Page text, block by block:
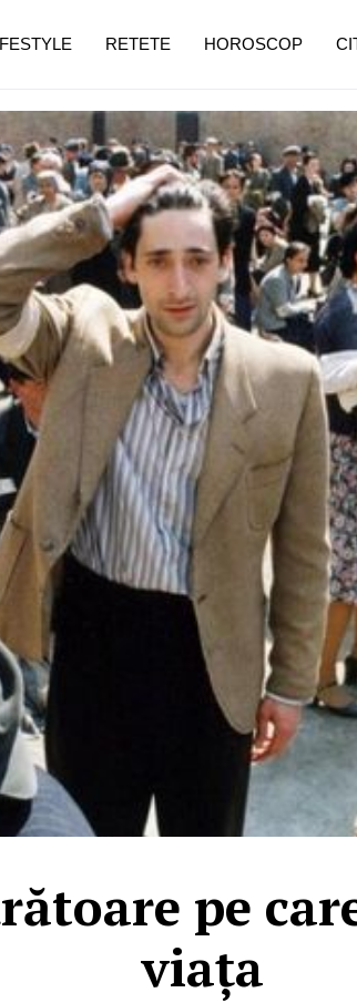
pe
viața
RETETE HOROSCOP
pe măsură ce înaintezi în